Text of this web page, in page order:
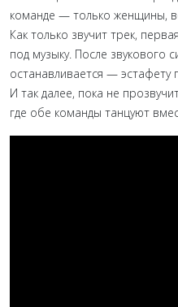
команде — только женщины,
Как только звучит трек,
под музыку. После звукового
останавливается — эстафету
И так далее, пока не
где обе команды танцуют